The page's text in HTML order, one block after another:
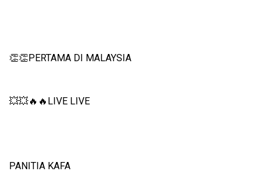
👏👏PERTAMA DI MALAYSIA
💥💥🔥🔥 LIVE LIVE
PANITIA KAFA